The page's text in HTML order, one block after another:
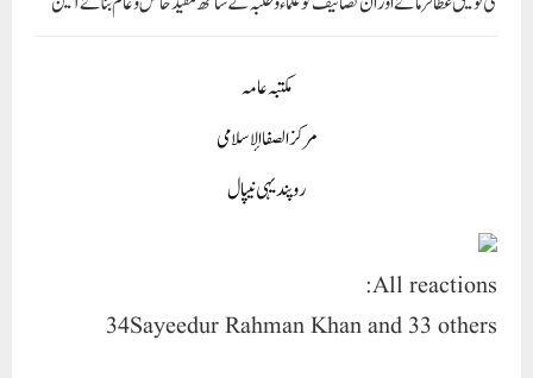
مکتبہ عامہ
مرکز الصفا الإسلامى
روپندیہی نیپال
All reactions:
34Sayeedur Rahman Khan and 33 others